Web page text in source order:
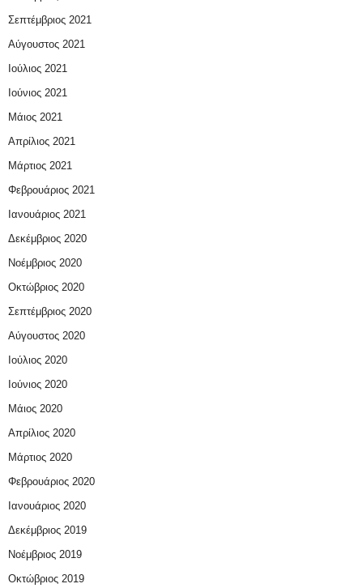
Σεπτέμβριος 2021
Αύγουστος 2021
Ιούλιος 2021
Ιούνιος 2021
Μάιος 2021
Απρίλιος 2021
Μάρτιος 2021
Φεβρουάριος 2021
Ιανουάριος 2021
Δεκέμβριος 2020
Νοέμβριος 2020
Οκτώβριος 2020
Σεπτέμβριος 2020
Αύγουστος 2020
Ιούλιος 2020
Ιούνιος 2020
Μάιος 2020
Απρίλιος 2020
Μάρτιος 2020
Φεβρουάριος 2020
Ιανουάριος 2020
Δεκέμβριος 2019
Νοέμβριος 2019
Οκτώβριος 2019